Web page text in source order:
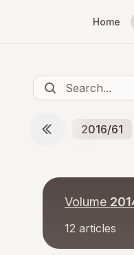
Home
2016/62 2016/61
Volume
12 articles